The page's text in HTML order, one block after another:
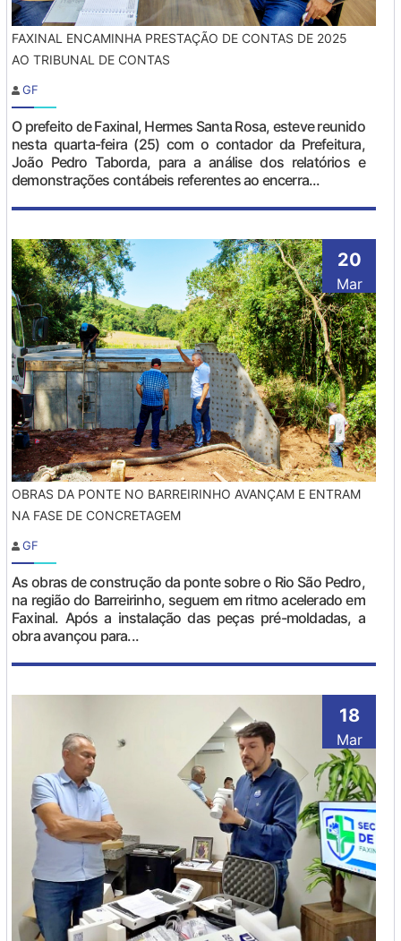
FAXINAL ENCAMINHA PRESTAÇÃO DE CONTAS DE 2025
AO TRIBUNAL DE CONTAS
GF
O prefeito de Faxinal, Hermes Santa Rosa, esteve reunido
nesta quarta-feira (25) com o contador da Prefeitura,
João Pedro Taborda, para a análise dos relatórios e
demonstrações contábeis referentes ao encerra...
20
Mar
OBRAS DA PONTE NO BARREIRINHO AVANÇAM E ENTRAM
NA FASE DE CONCRETAGEM
GF
As obras de construção da ponte sobre o Rio São Pedro,
na região do Barreirinho, seguem em ritmo acelerado em
Faxinal. Após a instalação das peças pré-moldadas, a
obra avançou para...
18
Mar